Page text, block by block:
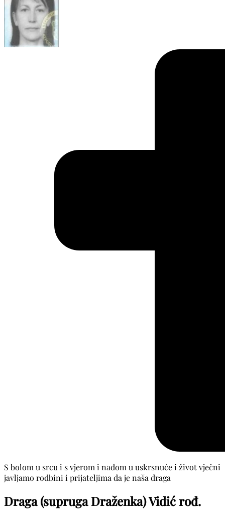
S bolom u srcu i s vjerom i nadom u uskrsnuće i život vječni
javljamo rodbini i prijateljima da je naša draga
Draga (supruga Draženka) Vidić rođ.